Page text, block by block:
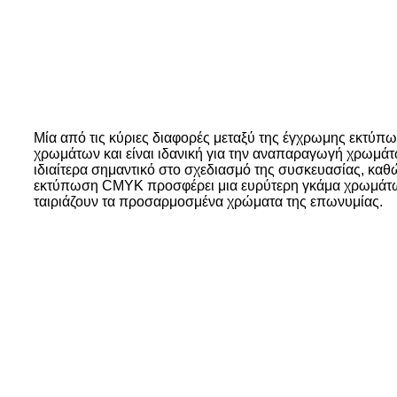
Μία από τις κύριες διαφορές μεταξύ της έγχρωμης
χρωμάτων και είναι ιδανική για την αναπαραγωγή
ιδιαίτερα σημαντικό στο σχεδιασμό της συσκευασίας,
εκτύπωση CMYK προσφέρει μια ευρύτερη γκάμα
ταιριάζουν τα προσαρμοσμένα χρώματα της επωνυμίας.